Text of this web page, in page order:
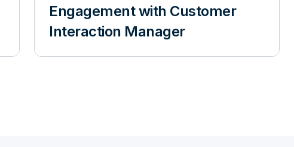
Engagement with Customer
Interaction Manager